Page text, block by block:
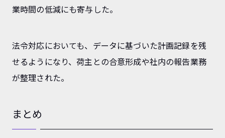
業時間の低減にも寄与した。
法令対応においても、データに基づいた計画記録を残
せるようになり、荷主との合意形成や社内の報告業務
が整理された。
まとめ